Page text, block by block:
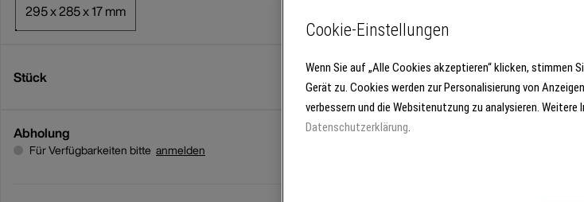
295 x 285 x 17 mm
Stück
Abholung
Für Verfügbarkeiten bitte anmelden
Cookie-Einstellungen
Wenn Sie auf „Alle Cookies akzeptieren“ klicken, stimmen
Gerät zu. Cookies werden zur Personalisierung von
verbessern und die Websitenutzung zu analysieren.
Datenschutzerklärung.